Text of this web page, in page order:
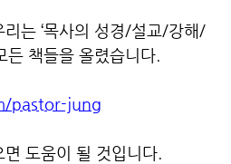
는 ‘목사의 성경/설교/강해/
든 책들을 올렸습니다.
pastor-jung
도움이 될 것입니다.